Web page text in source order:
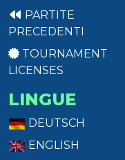
PARTITE
PRECEDENTI
TOURNAMENT
LICENSES
LINGUE
DEUTSCH
ENGLISH